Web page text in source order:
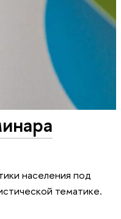
населения под
тематике.